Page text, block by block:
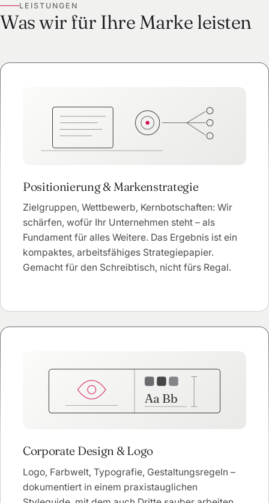
LEISTUNGEN
Was wir für Ihre Marke leisten
Positionierung & Markenstrategie
Zielgruppen, Wettbewerb, Kernbotschaften: Wir
schärfen, wofür Ihr Unternehmen steht – als
Fundament für alles Weitere. Das Ergebnis ist ein
kompaktes, arbeitsfähiges Strategiepapier.
Gemacht für den Schreibtisch, nicht fürs Regal.
Aa Bb
Corporate Design & Logo
Logo, Farbwelt, Typografie, Gestaltungsregeln –
dokumentiert in einem praxistauglichen